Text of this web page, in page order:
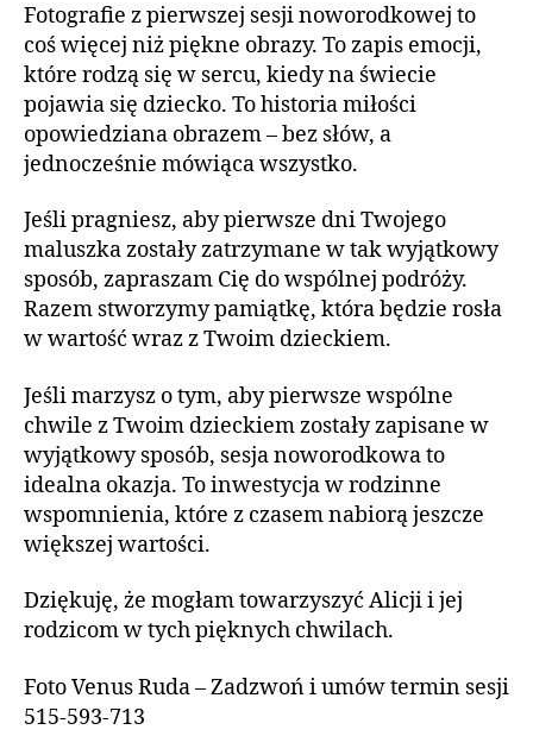
Fotografie z pierwszej sesji noworodkowej to
coś więcej niż piękne obrazy. To zapis emocji,
które rodzą się w sercu, kiedy na świecie
pojawia się dziecko. To historia miłości
opowiedziana obrazem – bez słów, a
jednocześnie mówiąca wszystko.
Jeśli pragniesz, aby pierwsze dni Twojego
maluszka zostały zatrzymane w tak wyjątkowy
sposób, zapraszam Cię do wspólnej podróży.
Razem stworzymy pamiątkę, która będzie rosła
w wartość wraz z Twoim dzieckiem.
Jeśli marzysz o tym, aby pierwsze wspólne
chwile z Twoim dzieckiem zostały zapisane w
wyjątkowy sposób, sesja noworodkowa to
idealna okazja. To inwestycja w rodzinne
wspomnienia, które z czasem nabiorą jeszcze
większej wartości.
Dziękuję, że mogłam towarzyszyć Alicji i jej
rodzicom w tych pięknych chwilach.
Foto Venus Ruda – Zadzwoń i umów termin sesji
515-593-713